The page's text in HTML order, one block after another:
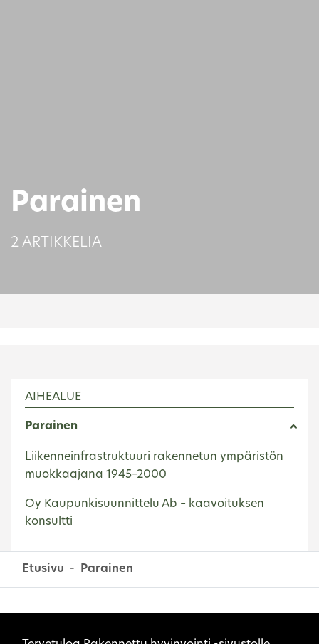
Parainen
2 ARTIKKELIA
AIHEALUE
Parainen
Liikenneinfrastruktuuri rakennetun ympäristön
muokkaajana 1945–2000
Oy Kaupunkisuunnittelu Ab – kaavoituksen
konsultti
Etusivu Parainen
Sivuston evästeet